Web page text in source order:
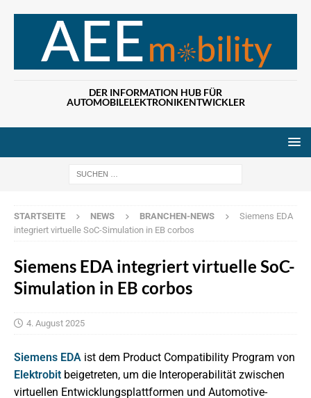
DER INFORMATION HUB FÜR
AUTOMOBILELEKTRONIKENTWICKLER
STARTSEITE NEWS BRANCHEN-NEWS
Siemens EDA
integriert virtuelle SoC-Simulation in EB corbos
Siemens EDA integriert virtuelle SoC-
Simulation in EB corbos
4. August 2025
Siemens EDA ist dem Product Compatibility Program von
Elektrobit beigetreten, um die Interoperabilität zwischen
virtuellen Entwicklungsplattformen und Automotive-